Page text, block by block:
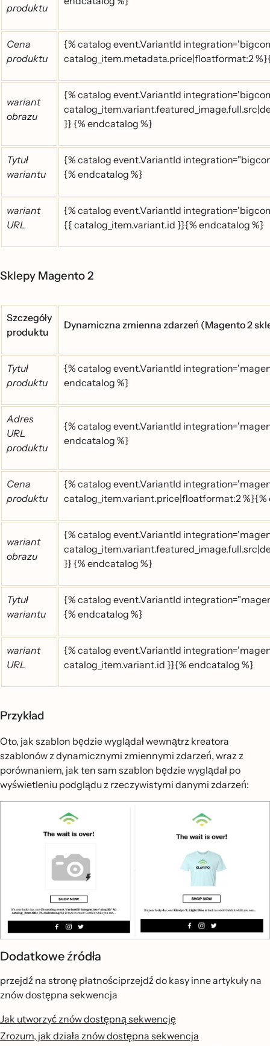
produktu
Cena
produktu
{% catalog event.VariantId
catalog_item.metadata.price|floatformat:2
wariant
obrazu
{% catalog event.VariantId
}} {% endcatalog %}
Tytuł
wariantu
{% catalog event.VariantId
{% endcatalog %}
wariant
URL
{% catalog event.VariantId
{{ catalog_item.variant.id }}{% endcatalog %}
Sklepy Magento 2
Szczegóły
produktu
Dynamiczna zmienna zdarzeń (Magento 2
Tytuł
produktu
{% catalog event.VariantId
endcatalog %}
Adres
URL
produktu
{% catalog event.VariantId
endcatalog %}
Cena
produktu
{% catalog event.VariantId
catalog_item.variant.price|floatformat:2 %}{%
wariant
obrazu
{% catalog event.VariantId
}} {% endcatalog %}
Tytuł
wariantu
{% catalog event.VariantId
{% endcatalog %}
wariant
URL
{% catalog event.VariantId
catalog_item.variant.id }}{% endcatalog %}
Przykład
Oto, jak szablon będzie wyglądał wewnątrz kreatora
szablonów z dynamicznymi zmiennymi zdarzeń, wraz z
porównaniem, jak ten sam szablon będzie wyglądał po
wyświetleniu podglądu z rzeczywistymi danymi zdarzeń:
Dodatkowe źródła
przejdź na stronę płatnościprzejdź do kasy inne artykuły na
znów dostępna sekwencja
Jak utworzyć znów dostępną sekwencję
Zrozum, jak działa znów dostępna sekwencja